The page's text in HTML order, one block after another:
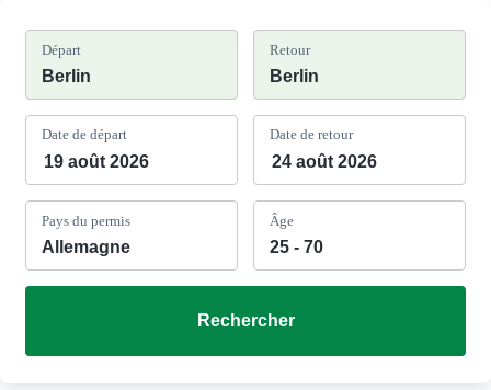
Pays du permis Âge
Départ Retour
Date de départ Date de retour
Rechercher